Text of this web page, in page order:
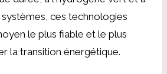
ces technologies
le plus fiable et le plus
la transition énergétique.